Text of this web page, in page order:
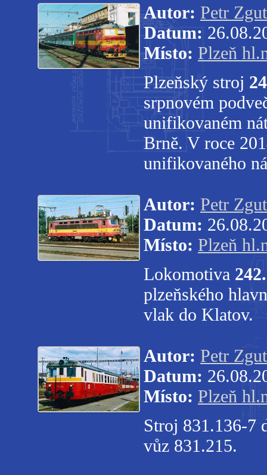
Autor: Petr Zgut
Datum:
Místo: Plzeň
Plzeňský stroj
srpnovém
unifikovaném
Brně. V roce
unifikovaného
Autor: Petr Zgut
Datum:
Místo: Plzeň
Lokomotiva
plzeňského
vlak do Klatov.
Autor: Petr Zgut
Datum:
Místo: Plzeň
Stroj 831.136-7
vůz 831.215.